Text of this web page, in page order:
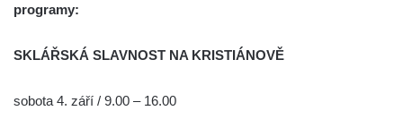
programy:
SKLÁŘSKÁ SLAVNOST NA KRISTIÁNOVĚ
sobota 4. září / 9.00 – 16.00